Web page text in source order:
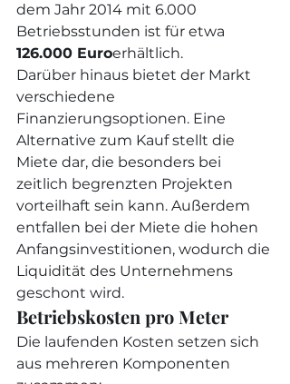
dem Jahr 2014 mit 6.000
Betriebsstunden ist für etwa
126.000 Euroerhältlich.
Darüber hinaus bietet der Markt
verschiedene
Finanzierungsoptionen. Eine
Alternative zum Kauf stellt die
Miete dar, die besonders bei
zeitlich begrenzten Projekten
vorteilhaft sein kann. Außerdem
entfallen bei der Miete die hohen
Anfangsinvestitionen, wodurch die
Liquidität des Unternehmens
geschont wird.
Betriebskosten pro Meter
Die laufenden Kosten setzen sich
aus mehreren Komponenten